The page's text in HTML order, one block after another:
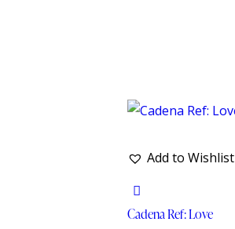
Add to Wishlist
Cadena Ref: Love